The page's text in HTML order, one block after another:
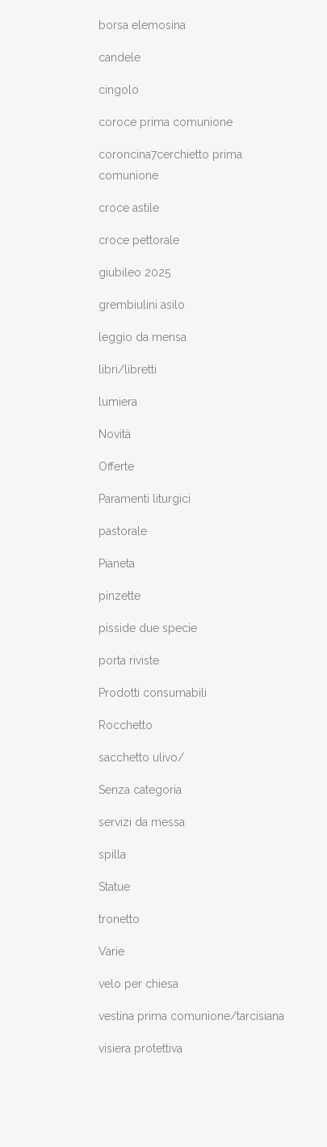
borsa elemosina
candele
cingolo
coroce prima comunione
coroncina7cerchietto prima
comunione
croce astile
croce pettorale
giubileo 2025
grembiulini asilo
leggio da mensa
libri/libretti
lumiera
Novità
Offerte
Paramenti liturgici
pastorale
Pianeta
pinzette
pisside due specie
porta riviste
Prodotti consumabili
Rocchetto
sacchetto ulivo/
Senza categoria
servizi da messa
spilla
Statue
tronetto
Varie
velo per chiesa
vestina prima comunione/tarcisiana
visiera protettiva